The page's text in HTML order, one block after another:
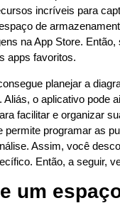
incríveis para
de
na App Store.
apps favoritos.
planejar a
Aliás, o aplicativo pode
facilitar e organizar
permite programar as
Assim, você
Então, a seguir,
um